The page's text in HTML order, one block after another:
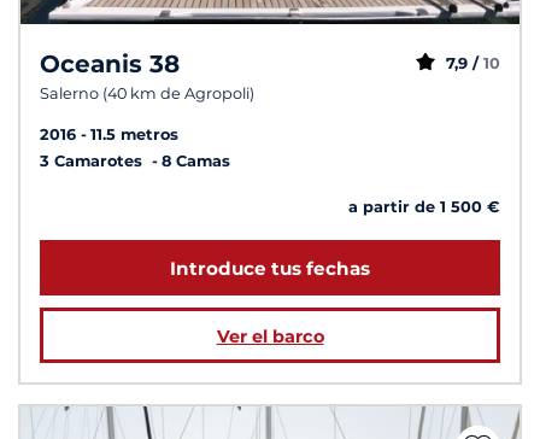
Oceanis 38
Salerno (40 km de Agropoli)
7,9 / 10
2016
11.5 metros
3 Camarotes
8 Camas
a partir de 1 500 €
Introduce tus fechas
Ver el barco